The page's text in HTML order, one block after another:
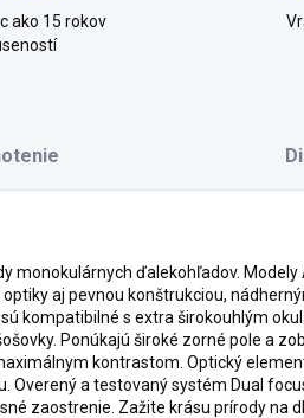
ako 15 rokov
monokulárnych ďalekohľadov. Modely
aj pevnou konštrukciou,
kompatibilné s extra širokouhlým
Ponúkajú široké zorné pole a
kontrastom. Optický
Overený a testovaný systém Dual
zaostrenie. Zažite krásu prírody na